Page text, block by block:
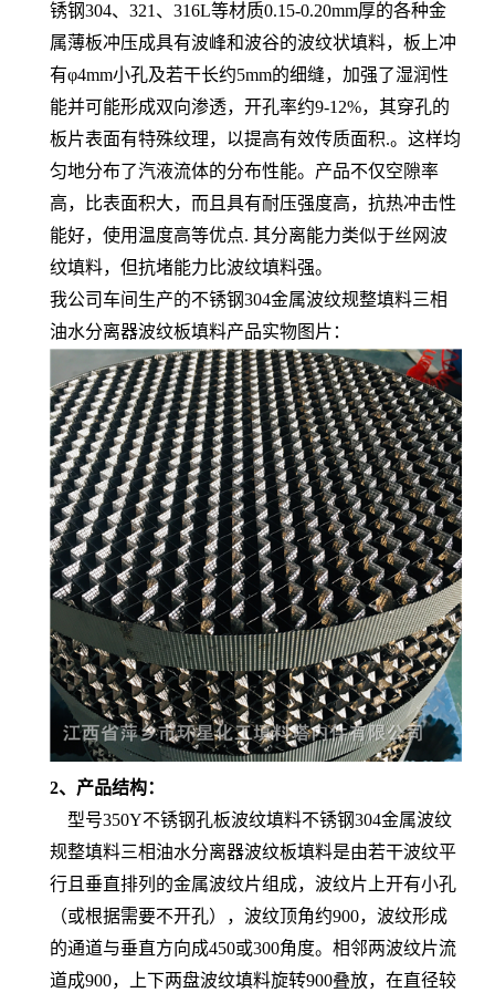
锈钢304、321、316L等材质0.15-0.20mm厚的各种金
属薄板冲压成具有波峰和波谷的波纹状填料，板上冲
有φ4mm小孔及若干长约5mm的细缝，加强了湿润性
能并可能形成双向渗透，开孔率约9-12%，其穿孔的
板片表面有特殊纹理，以提高有效传质面积.。这样均
匀地分布了汽液流体的分布性能。产品不仅空隙率
高，比表面积大，而且具有耐压强度高，抗热冲击性
能好，使用温度高等优点. 其分离能力类似于丝网波
纹填料，但抗堵能力比波纹填料强。
我公司车间生产的不锈钢304金属波纹规整填料三相
油水分离器波纹板填料产品实物图片：
2、产品结构：
型号350Y不锈钢孔板波纹填料不锈钢304金属波纹
规整填料三相油水分离器波纹板填料是由若干波纹平
行且垂直排列的金属波纹片组成，波纹片上开有小孔
（或根据需要不开孔），波纹顶角约900，波纹形成
的通道与垂直方向成450或300角度。相邻两波纹片流
道成900，上下两盘波纹填料旋转900叠放，在直径较